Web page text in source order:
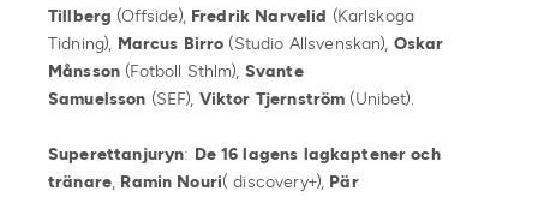
Tillberg (Offside), Fredrik Narvelid (Karlskoga
Tidning), Marcus Birro (Studio Allsvenskan), Oskar
Månsson (Fotboll Sthlm), Svante
Samuelsson (SEF), Viktor Tjernström (Unibet).
Superettanjuryn: De 16 lagens lagkaptener och
tränare, Ramin Nouri( discovery+), Pär